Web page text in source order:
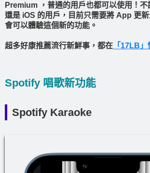
Premium ，普通的用戶也都可以使用！
還是 iOS 的用戶，目前只需要將 App 更
會可以體驗這個新的功能。
超多好康推薦流行新鮮事，都在 「17LB
Spotify 唱歌新功能
Spotify Karaoke